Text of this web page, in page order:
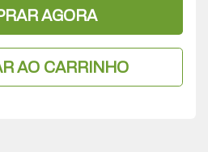
AGORA
AO CARRINHO